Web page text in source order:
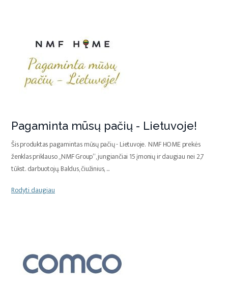
Pagaminta mūsų pačių - Lietuvoje!
Šis produktas pagamintas mūsų pačių - Lietuvoje. NMF HOME prekės
ženklas priklauso „NMF Group“, jungiančiai 15 įmonių ir daugiau nei 2,7
tūkst. darbuotojų. Baldus, čiužinius,...
Rodyti daugiau